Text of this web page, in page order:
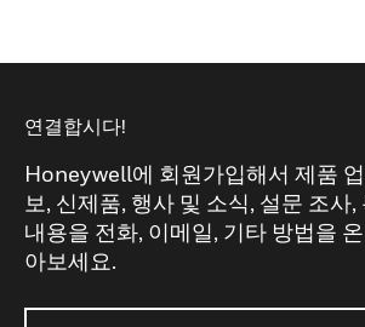
연결합시다!
Honeywell에 회원가입해서 제품
보, 신제품, 행사 및 소식, 설문 조사,
내용을 전화, 이메일, 기타 방법을
아보세요.